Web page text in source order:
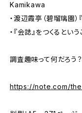
Kamikawa
・渡辺霞亭（碧瑠璃園
・『会誌』をつくると
調査趣味って何だろう
https://note.com/